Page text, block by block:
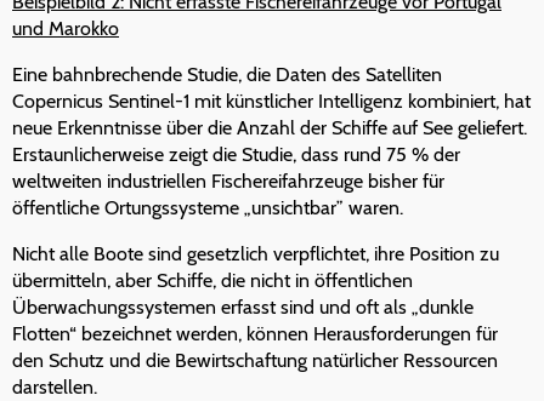
und Marokko
Eine bahnbrechende Studie, die Daten des Satelliten
Copernicus Sentinel-1 mit künstlicher Intelligenz kombiniert, hat
neue Erkenntnisse über die Anzahl der Schiffe auf See geliefert.
Erstaunlicherweise zeigt die Studie, dass rund 75 % der
weltweiten industriellen Fischereifahrzeuge bisher für
öffentliche Ortungssysteme „unsichtbar” waren.
Nicht alle Boote sind gesetzlich verpflichtet, ihre Position zu
übermitteln, aber Schiffe, die nicht in öffentlichen
Überwachungssystemen erfasst sind und oft als „dunkle
Flotten“ bezeichnet werden, können Herausforderungen für
den Schutz und die Bewirtschaftung natürlicher Ressourcen
darstellen.